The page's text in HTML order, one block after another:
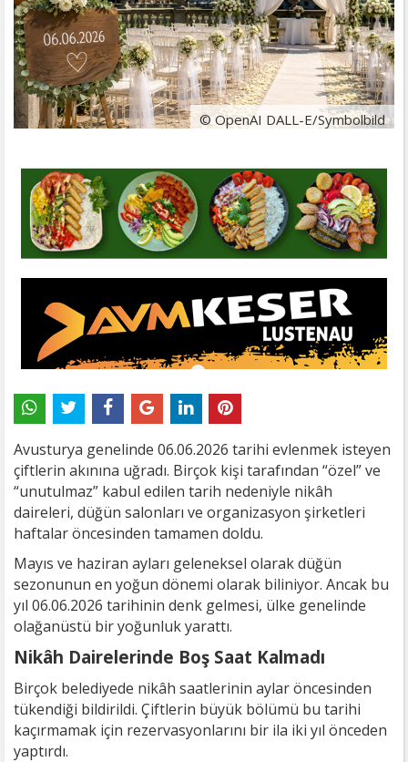
© OpenAI DALL-E/Symbolbild
Avusturya genelinde 06.06.2026 tarihi evlenmek isteyen
çiftlerin akınına uğradı. Birçok kişi tarafından “özel” ve
“unutulmaz” kabul edilen tarih nedeniyle nikâh
daireleri, düğün salonları ve organizasyon şirketleri
haftalar öncesinden tamamen doldu.
Mayıs ve haziran ayları geleneksel olarak düğün
sezonunun en yoğun dönemi olarak biliniyor. Ancak bu
yıl 06.06.2026 tarihinin denk gelmesi, ülke genelinde
olağanüstü bir yoğunluk yarattı.
Nikâh Dairelerinde Boş Saat Kalmadı
Birçok belediyede nikâh saatlerinin aylar öncesinden
tükendiği bildirildi. Çiftlerin büyük bölümü bu tarihi
kaçırmamak için rezervasyonlarını bir ila iki yıl önceden
yaptırdı.